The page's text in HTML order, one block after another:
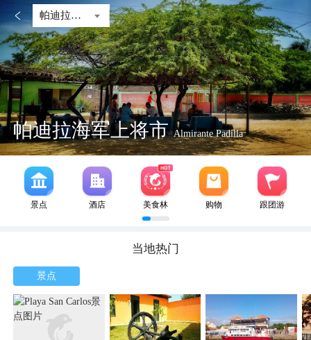
 帕迪拉海军上将市
帕迪拉海军上将市Almirante Padilla
景点 酒店 美食林 购物 跟团游
当地热门
景点